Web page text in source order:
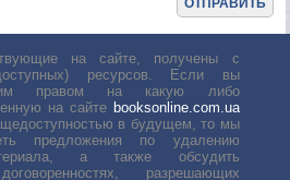
на сайте, получены с
ресурсов. Если вы
правом на какую либо
на сайте booksonline.com.ua
в будущем, то мы
предложения по удалению
а также обсудить
разрешающих